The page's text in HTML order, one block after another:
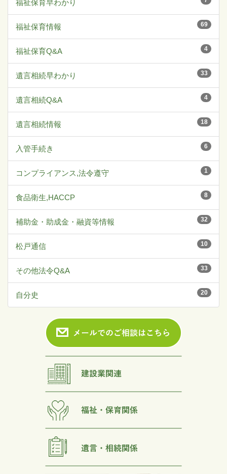
福祉保育早わかり
69
福祉保育情報
4
福祉保育Q&A
33
遺言相続早わかり
4
遺言相続Q&A
18
遺言相続情報
6
入管手続き
1
コンプライアンス,法令遵守
8
食品衛生,HACCP
32
補助金・助成金・融資等情報
10
松戸通信
33
その他法令Q&A
20
自分史